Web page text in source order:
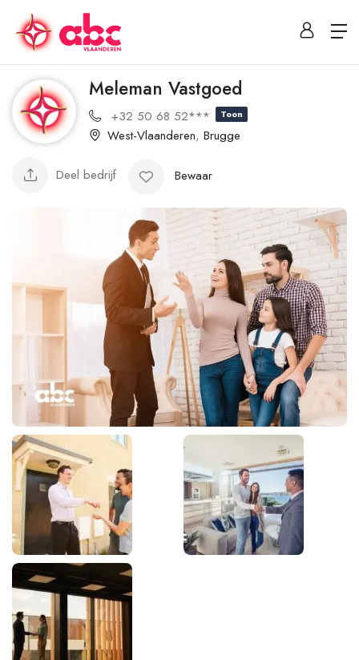
Meleman Vastgoed
+32 50 68 52*** Toon
West-Vlaanderen, Brugge
Deel bedrijf Bewaar